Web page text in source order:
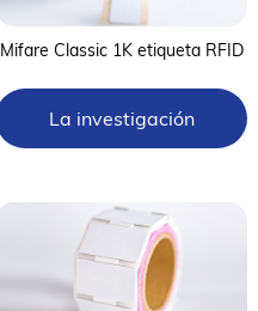
Mifare Classic 1K etiqueta RFID
La investigación